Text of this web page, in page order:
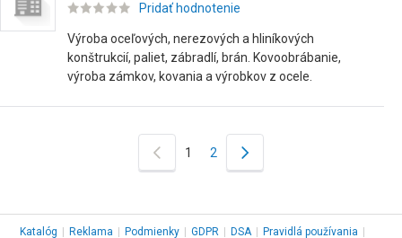
Pridať hodnotenie
Výroba oceľových, nerezových a hliníkových
konštrukcií, paliet, zábradlí, brán. Kovoobrábanie,
výroba zámkov, kovania a výrobkov z ocele.
1 2
Katalóg Reklama Podmienky GDPR DSA Pravidlá používania